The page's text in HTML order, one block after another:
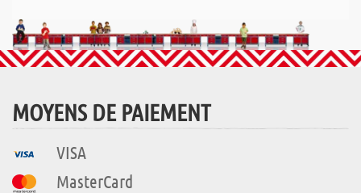
MOYENS DE PAIEMENT
VISA
MasterCard